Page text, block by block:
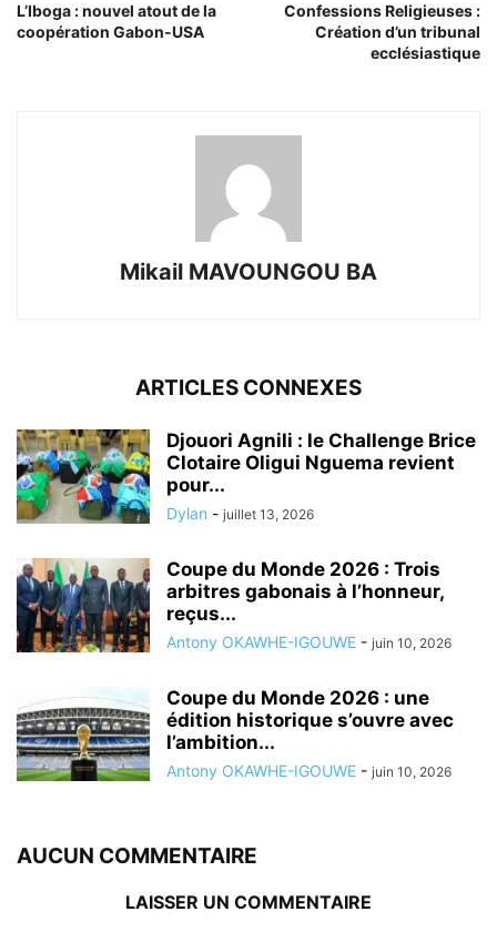
L’Iboga : nouvel atout de la
coopération Gabon-USA
Confessions Religieuses :
Création d’un tribunal
ecclésiastique
Mikail MAVOUNGOU BA
ARTICLES CONNEXES
Djouori Agnili : le Challenge Brice
Clotaire Oligui Nguema revient
pour...
Dylan - juillet 13, 2026
Coupe du Monde 2026 : Trois
arbitres gabonais à l’honneur,
reçus...
Antony OKAWHE-IGOUWE - juin 10, 2026
Coupe du Monde 2026 : une
édition historique s’ouvre avec
l’ambition...
Antony OKAWHE-IGOUWE - juin 10, 2026
AUCUN COMMENTAIRE
LAISSER UN COMMENTAIRE